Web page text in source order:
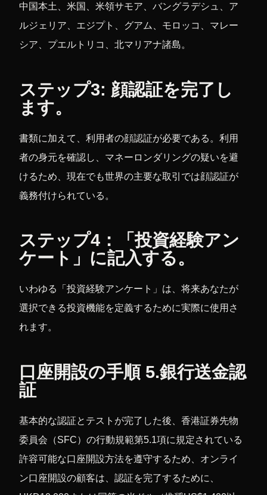
中国本土、米国、米領サモア、バングラデシュ、ア
ルジェリア、エジプト、グアム、モロッコ、マレー
シア、プエルトリコ、北マリアナ諸島。
ステップ3: 顔認証を完了し
ます。
書類に加えて、利用者の顔認証が必要である。利用
者の身元を確認し、マネーロンダリングの疑いを避
けるため、現在でも世界の主要な取引では顔認証が
義務付けられている。
ステップ4：「投資経験アン
ケート」に記入する。
いわゆる「投資経験アンケート」は、将来あなたが
選択できる投資機能を定義するために実際に使用さ
れます。
口座開設の手順 5.銀行送金認
証
基本的な認証とテストが完了した後、香港証券先物
委員会（SFC）の行動規範第5.1項に規定されている
許容可能な口座開設方法を遵守するため、オンライ
ン口座開設の顧客は、認証を完了するために、